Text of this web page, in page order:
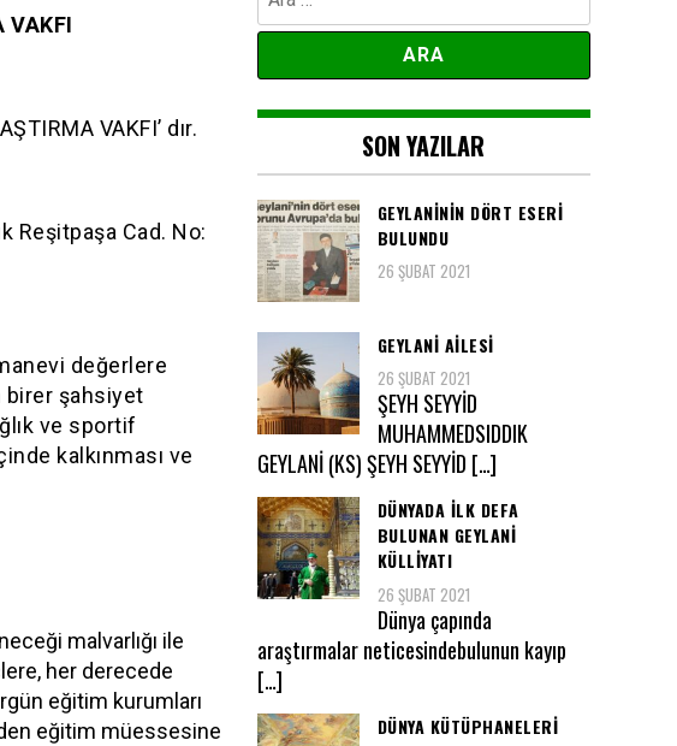
VAKFI
VAKFI’ dır.
Reşitpaşa Cad. No:
değerlere
birer şahsiyet
ve sportif
kalkınması ve
malvarlığı ile
her derecede
eğitim kurumları
eğitim müessesine
SON YAZILAR
GEYLANININ DÖRT ESERI
BULUNDU
26 ŞUBAT 2021
GEYLANI AILESI
26 ŞUBAT 2021
ŞEYH SEYYİD
MUHAMMEDSIDDIK
GEYLANİ (KS) ŞEYH SEYYİD […]
DÜNYADA ILK DEFA
BULUNAN GEYLANİ
KÜLLİYATI
26 ŞUBAT 2021
Dünya çapında
araştırmalar neticesindebulunun kayıp
[…]
DÜNYA KÜTÜPHANELERİ